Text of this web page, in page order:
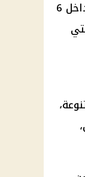
وبحسب ما ورد في أوراق القضية، نفذت الأجهزة الأمنية مأموريات تفتيش داخل 6
نارية متنوعة،